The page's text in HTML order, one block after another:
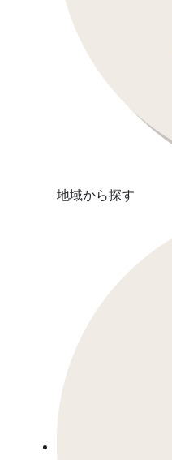
地域から探す